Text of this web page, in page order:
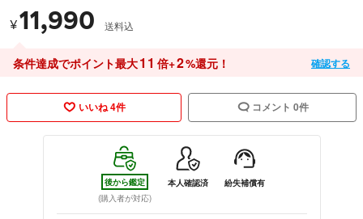
¥11,990 送料込
条件達成でポイント最大11 倍+2%還元！ 確認する
いいね 4件 コメント 0件
後から鑑定
(購入者が対応)
本人確認済 紛失補償有